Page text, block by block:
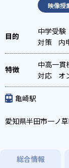
映像授
中学受験
対策
内
(旧AO)対
中高一貫
対応
オ
講習のみ
亀崎駅
愛知県半田市一ノ
総合情報